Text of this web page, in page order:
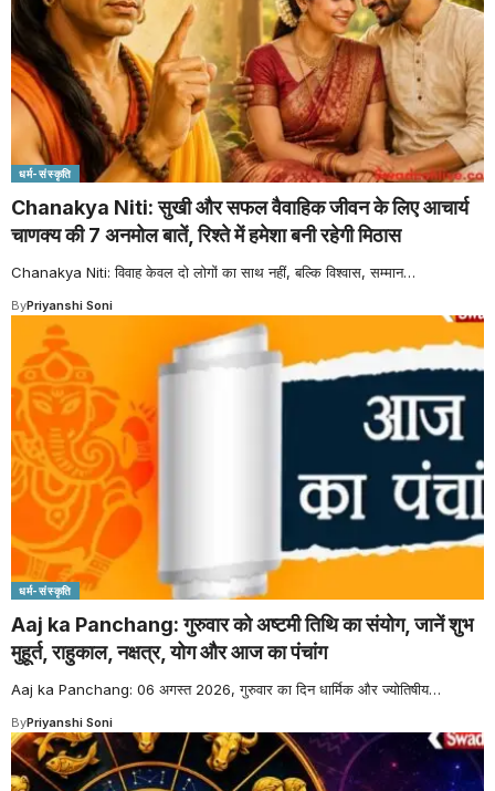
धर्म-संस्कृति
Chanakya Niti: सुखी और सफल वैवाहिक जीवन के लिए आचार्य
चाणक्य की 7 अनमोल बातें, रिश्ते में हमेशा बनी रहेगी मिठास
Chanakya Niti: विवाह केवल दो लोगों का साथ नहीं, बल्कि विश्वास, सम्मान…
ByPriyanshi Soni
धर्म-संस्कृति
Aaj ka Panchang: गुरुवार को अष्टमी तिथि का संयोग, जानें शुभ
मुहूर्त, राहुकाल, नक्षत्र, योग और आज का पंचांग
Aaj ka Panchang: 06 अगस्त 2026, गुरुवार का दिन धार्मिक और ज्योतिषीय…
ByPriyanshi Soni